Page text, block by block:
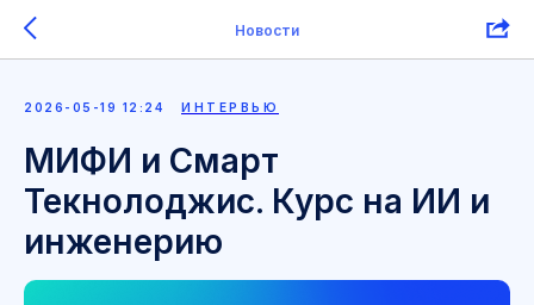
Новости
2026-05-19 12:24 ИНТЕРВЬЮ
МИФИ и Смарт
Текнолоджис. Курс на ИИ и
инженерию